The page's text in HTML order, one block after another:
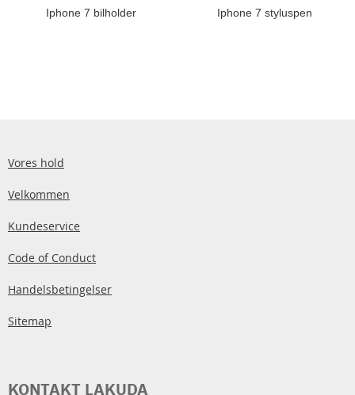
Iphone 7 bilholder Iphone 7 styluspen
Vores hold
Velkommen
Kundeservice
Code of Conduct
Handelsbetingelser
Sitemap
KONTAKT LAKUDA